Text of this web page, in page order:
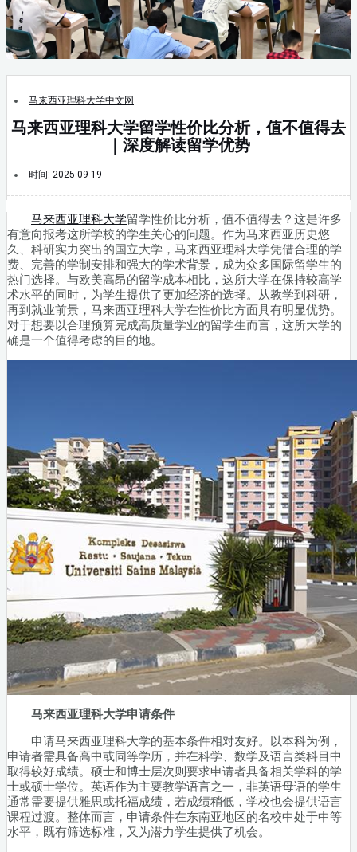
马来西亚理科大学中文网
马来西亚理科大学留学性价比分析，值不值得去
｜深度解读留学优势
时间: 2025-09-19
马来西亚理科大学留学性价比分析，值不值得去？这是许多
有意向报考这所学校的学生关心的问题。作为马来西亚历史悠
久、科研实力突出的国立大学，马来西亚理科大学凭借合理的学
费、完善的学制安排和强大的学术背景，成为众多国际留学生的
热门选择。与欧美高昂的留学成本相比，这所大学在保持较高学
术水平的同时，为学生提供了更加经济的选择。从教学到科研，
再到就业前景，马来西亚理科大学在性价比方面具有明显优势。
对于想要以合理预算完成高质量学业的留学生而言，这所大学的
确是一个值得考虑的目的地。
马来西亚理科大学申请条件
申请马来西亚理科大学的基本条件相对友好。以本科为例，
申请者需具备高中或同等学历，并在科学、数学及语言类科目中
取得较好成绩。硕士和博士层次则要求申请者具备相关学科的学
士或硕士学位。英语作为主要教学语言之一，非英语母语的学生
通常需要提供雅思或托福成绩，若成绩稍低，学校也会提供语言
课程过渡。整体而言，申请条件在东南亚地区的名校中处于中等
水平，既有筛选标准，又为潜力学生提供了机会。